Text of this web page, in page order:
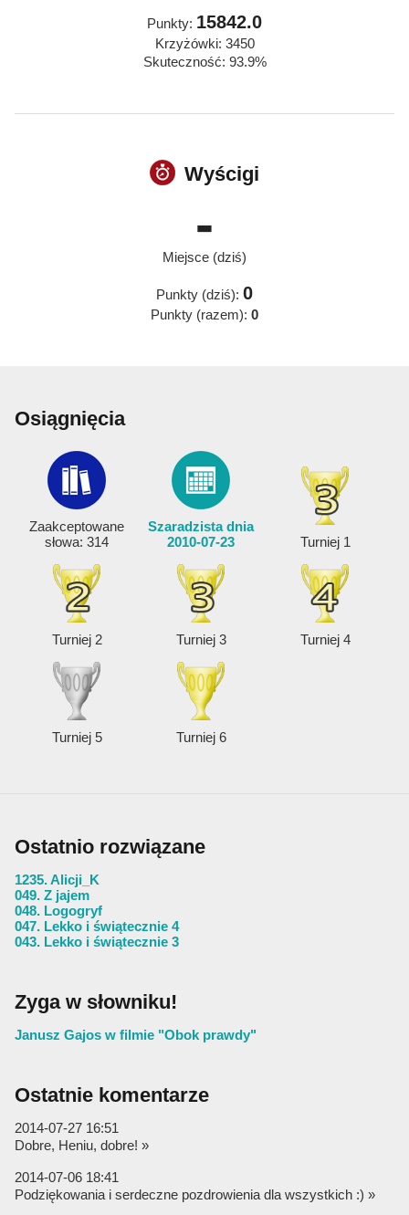
Punkty: 15842.0
Krzyżówki: 3450
Skuteczność: 93.9%
Wyścigi
-
Miejsce (dziś)
Punkty (dziś): 0
Punkty (razem): 0
Osiągnięcia
Zaakceptowane
słowa: 314
Szaradzista dnia
2010-07-23
Turniej 1
Turniej 2 Turniej 3 Turniej 4
Turniej 5 Turniej 6
Ostatnio rozwiązane
1235. Alicji_K
049. Z jajem
048. Logogryf
047. Lekko i świątecznie 4
043. Lekko i świątecznie 3
Zyga w słowniku!
Janusz Gajos w filmie "Obok prawdy"
Ostatnie komentarze
2014-07-27 16:51
Dobre, Heniu, dobre! »
2014-07-06 18:41
Podziękowania i serdeczne pozdrowienia dla wszystkich :) »